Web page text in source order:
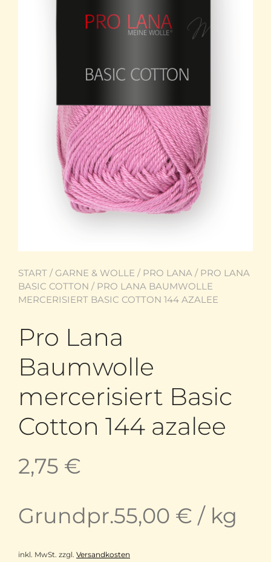
START / GARNE & WOLLE / PRO LANA / PRO LANA
BASIC COTTON / PRO LANA BAUMWOLLE
MERCERISIERT BASIC COTTON 144 AZALEE
Pro Lana
Baumwolle
mercerisiert Basic
Cotton 144 azalee
2,75 €
Grundpr.55,00 € / kg
inkl. MwSt. zzgl. Versandkosten